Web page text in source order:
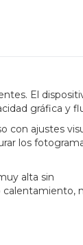
El
gráfica y
con ajustes
los
alta sin
calentamiento,